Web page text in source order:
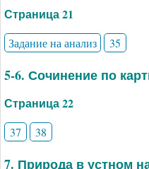
Страница 21
Задание на анализ 35
5-6. Сочинение по
Страница 22
37 38
7. Природа в устном